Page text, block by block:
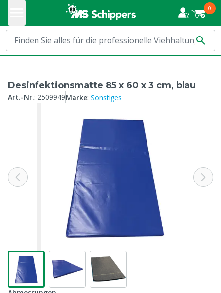
0
Desinfektionsmatte 85 x 60 x 3 cm, blau
Art.-Nr.: 2509949Marke: Sonstiges